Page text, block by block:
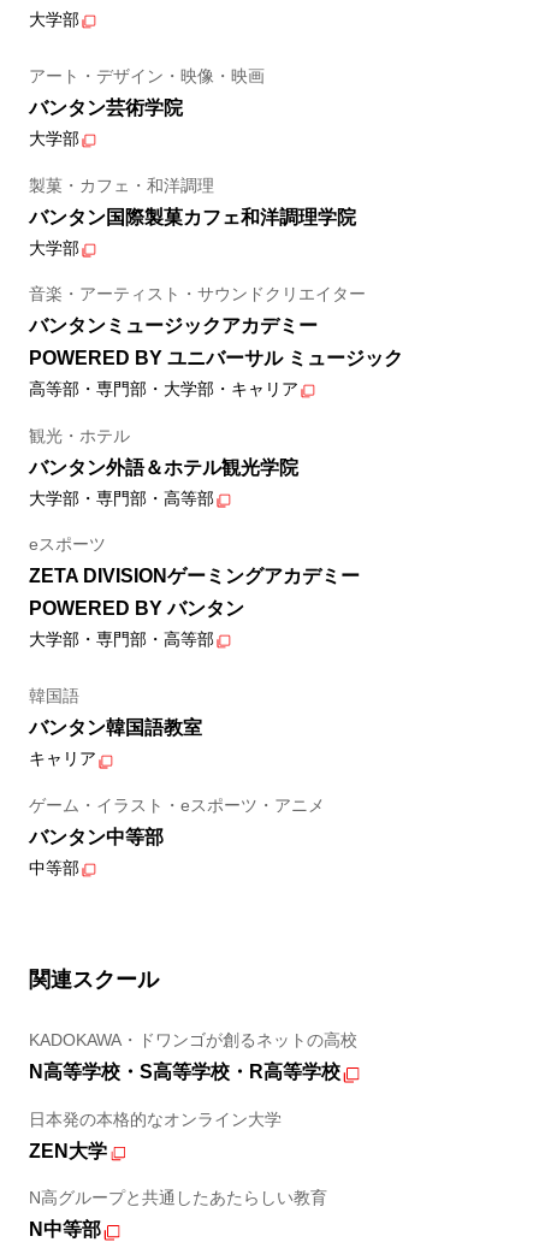
大学部
アート・デザイン・映像・映画
バンタン芸術学院
大学部
製菓・カフェ・和洋調理
バンタン国際製菓カフェ和洋調理学院
大学部
音楽・アーティスト・サウンドクリエイター
バンタンミュージックアカデミー
POWERED BY ユニバーサル ミュージック
高等部・専門部・大学部・キャリア
観光・ホテル
バンタン外語＆ホテル観光学院
大学部・専門部・高等部
eスポーツ
ZETA DIVISIONゲーミングアカデミー
POWERED BY バンタン
大学部・専門部・高等部
韓国語
バンタン韓国語教室
キャリア
ゲーム・イラスト・eスポーツ・アニメ
バンタン中等部
中等部
関連スクール
KADOKAWA・ドワンゴが創るネットの高校
N高等学校・S高等学校・R高等学校
日本発の本格的なオンライン大学
ZEN大学
N高グループと共通したあたらしい教育
N中等部